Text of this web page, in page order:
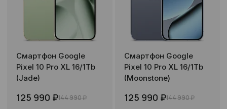
Смартфон Google
Pixel 10 Pro XL 16/1Tb
(Jade)
125 990 ₽144 990 ₽
Смартфон Google
Pixel 10 Pro XL 16/1Tb
(Moonstone)
125 990 ₽144 990 ₽